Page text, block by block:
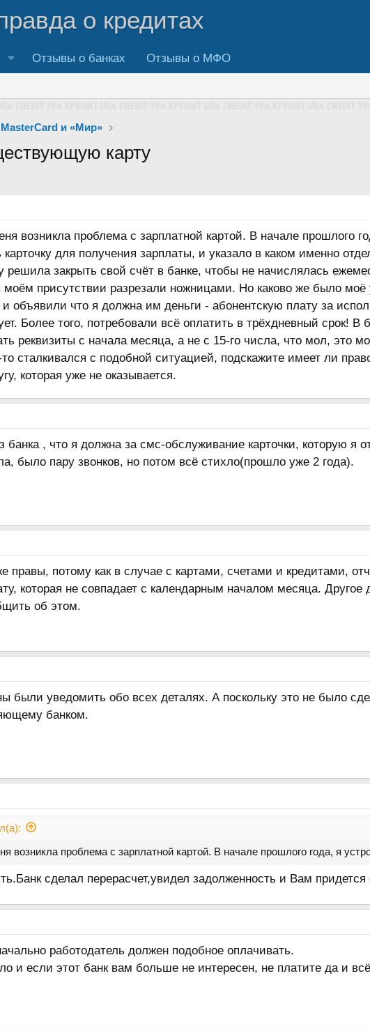
о кредитах
Отзывы о банках Отзывы о МФО
и «Мир»
карту
возникла проблема с зарплатной картой. В начале прошлого
для получения зарплаты, и указало в каком именно
решила закрыть свой счёт в банке, чтобы не начислялась
моём присутствии разрезали ножницами. Но каково же было моё
объявили что я должна им деньги - абонентскую плату за
Более того, потребовали всё оплатить в трёхдневный срок! В
реквизиты с начала месяца, а не с 15-го числа, что мол, это
сталкивался с подобной ситуацией, подскажите имеет ли
которая уже не оказывается.
банка , что я должна за смс-обслуживание карточки, которую я
было пару звонков, но потом всё стихло(прошло уже 2 года).
правы, потому как в случае с картами, счетами и кредитами,
которая не совпадает с календарным началом месяца. Другое
об этом.
были уведомить обо всех деталях. А поскольку это не было
банком.
возникла проблема с зарплатной картой. В начале прошлого года, я
сделал перерасчет,увидел задолженность и Вам
работодатель должен подобное оплачивать.
и если этот банк вам больше не интересен, не платите да и